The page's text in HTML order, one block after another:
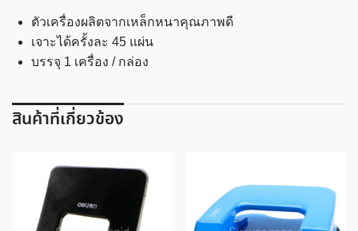
ชิ้น
ตัวเครื่องผลิตจากเหล็กหนาคุณภาพดี
เจาะได้ครั้งละ 45 แผ่น
บรรจุ 1 เครื่อง / กล่อง
สินค้าที่เกี่ยวข้อง